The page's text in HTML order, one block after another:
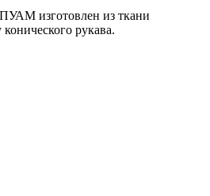
изготовлен из ткани
рукава.